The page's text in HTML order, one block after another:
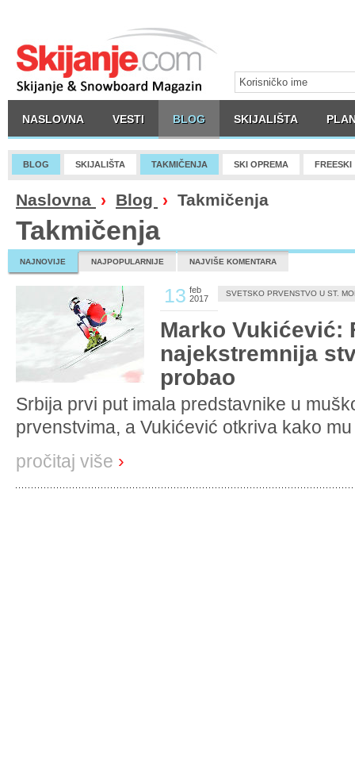
NASLOVNA VESTI BLOG SKIJALIŠTA
BLOG SKIJALIŠTA TAKMIČENJA SKI OPREMA FREESKI
Naslovna › Blog › Takmičenja
Takmičenja
NAJNOVIJE NAJPOPULARNIJE NAJVIŠE KOMENTARA
13 feb
2017
SVETSKO PRVENSTVO U ST.
Marko Vukićević:
najekstremnija
probao
Srbija prvi put imala predstavnike u
prvenstvima, a Vukićević otkriva kako
pročitaj više ›